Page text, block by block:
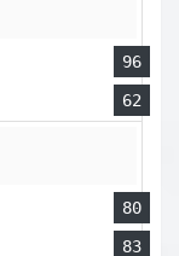
96
62
80
83